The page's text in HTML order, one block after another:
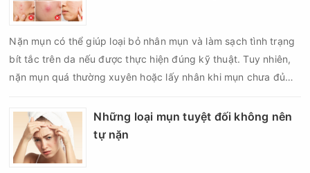
Nặn mụn có thể giúp loại bỏ nhân mụn và làm sạch tình trạng
bít tắc trên da nếu được thực hiện đúng kỹ thuật. Tuy nhiên,
nặn mụn quá thường xuyên hoặc lấy nhân khi mụn chưa đủ
thâm sẹo. Vì vậy, bao lâu nên nặn mụn một lần là vấn đề được
nhiều người quan tâm khi xây dựng routine chăm sóc da. Tần
suất lấy nhân mụn không nên áp dụng giống nhau cho mọi
người mà cần dựa trên loại da, tình trạng mụn và khả năng
Những loại mụn tuyệt đối không nên
tự nặn